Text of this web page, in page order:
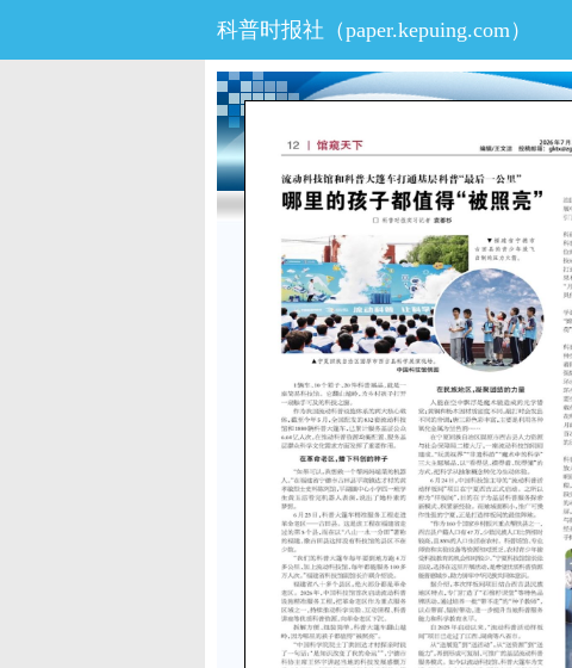
科普时报社（paper.kepuing.com）